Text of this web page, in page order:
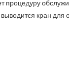
процедуру
кран